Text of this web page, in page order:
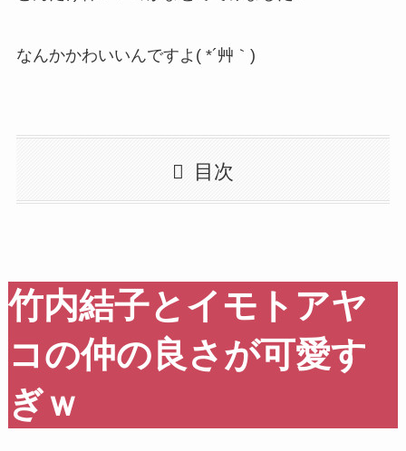
なんかかわいいんですよ( *´艸｀)
目次
竹内結子とイモトアヤ
コの仲の良さが可愛す
ぎｗ